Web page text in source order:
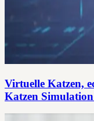
Virtuelle Katzen,
Katzen